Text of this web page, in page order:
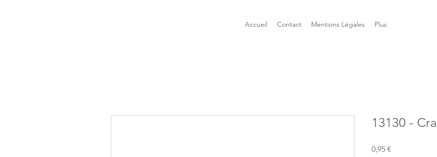
Accueil Contact Mentions Légales Plus
13130 -
0,95 €